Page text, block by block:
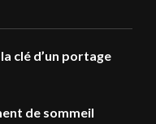
clé d’un portage
de sommeil